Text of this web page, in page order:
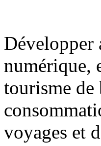
Développer
numérique,
tourisme de
voyages et